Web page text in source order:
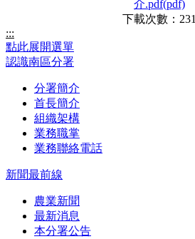
下載次數：231
:::
點此展開選單
認識南區分署
分署簡介
首長簡介
組織架構
業務職掌
業務聯絡電話
新聞最前線
農業新聞
最新消息
本分署公告